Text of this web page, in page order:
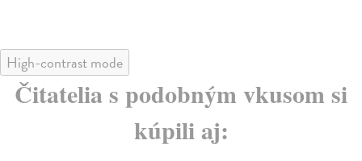
High-contrast mode
Čitatelia s podobným vkusom si
kúpili aj: